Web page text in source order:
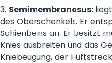
Semimembranosus:
des Oberschenkels. Er
Schienbeins an. Er besitzt
Knies ausbreiten und das
Kniebeugung, der